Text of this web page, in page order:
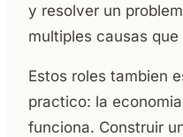
y resolver un
multiples causas
Estos roles tambien
practico: la
funciona. Construir